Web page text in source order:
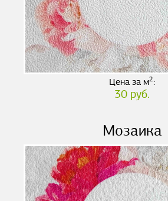
Цена за м2:
30 руб.
Мозаика